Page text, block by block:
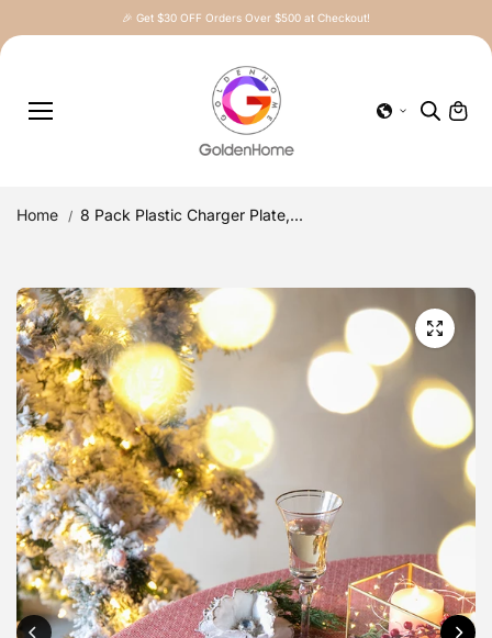
🎉 Get $30 OFF Orders Over $500 at Checkout!
Home 8 Pack Plastic Charger Plate,...